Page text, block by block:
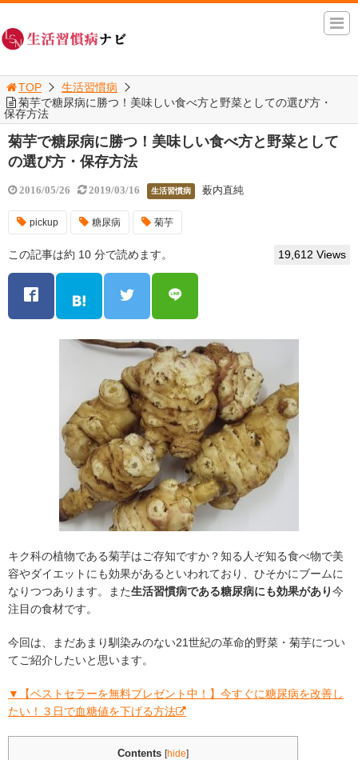
TOP
生活習慣病
菊芋で糖尿病に勝つ！美味しい食べ方と野菜としての選び方・
保存方法
菊芋で糖尿病に勝つ！美味しい食べ方と野菜として
の選び方・保存方法
2016/05/26 2019/03/16 生活習慣病 薮内直純
pickup 糖尿病 菊芋
この記事は約 10 分で読めます。 19,612 Views
キク科の植物である菊芋はご存知ですか？知る人ぞ知る食べ物で美
容やダイエットにも効果があるといわれており、ひそかにブームに
なりつつあります。また生活習慣病である糖尿病にも効果があり今
注目の食材です。
今回は、まだあまり馴染みのない21世紀の革命的野菜・菊芋につい
てご紹介したいと思います。
▼【ベストセラーを無料プレゼント中！】今すぐに糖尿病を改善し
たい！３日で血糖値を下げる方法
Contents [hide]